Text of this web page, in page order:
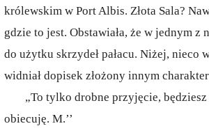
królewskim w Port Albis. Złota Sala?
gdzie to jest. Obstawiała, że w jednym z
do użytku skrzydeł pałacu. Niżej, nieco
widniał dopisek złożony innym
„To tylko drobne przyjęcie,
obiecuję. M.’’